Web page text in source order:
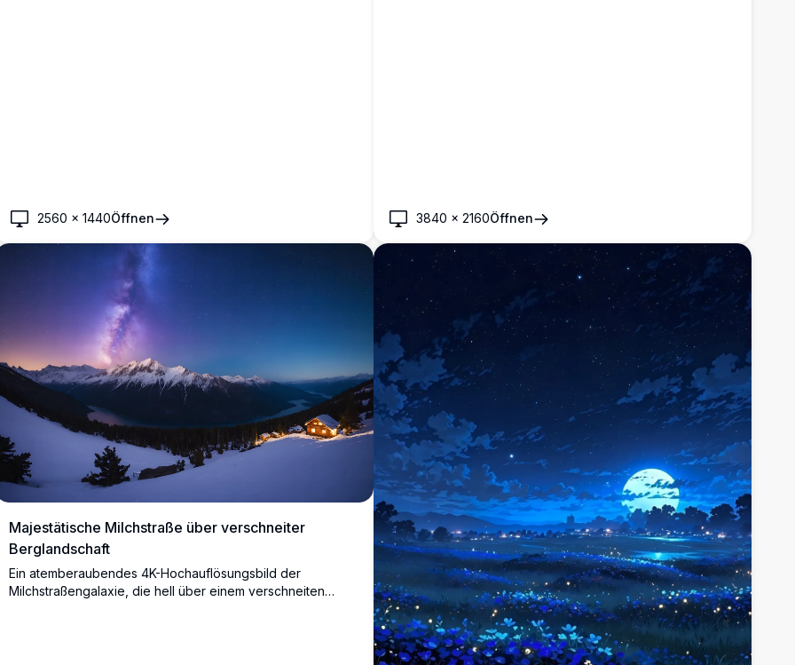
2560 ×1440Öffnen 3840 × 2160Öffnen
Majestätische Milchstraße über verschneiter
Berglandschaft
Ein atemberaubendes 4K-Hochauflösungsbild der
Milchstraßengalaxie, die hell über einem verschneiten